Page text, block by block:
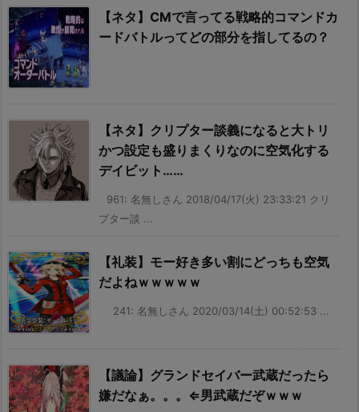
【ネタ】CMで言ってる戦略的コマンドカ
ードバトルってどの部分を指してるの？
【ネタ】クリプター談義になると大トリ
かつ設定も盛りまくりなのに空気化する
デイビット……
961: 名無しさん 2018/04/17(火) 23:33:21 クリ
プター談 ...
【礼装】モー好き多い割にどっちも空気
だよねｗｗｗｗｗ
241: 名無しさん 2020/03/14(土) 00:52:53 ...
【議論】グランドセイバー武蔵だったら
嫌だなぁ。。。⇐男武蔵だぞｗｗｗ